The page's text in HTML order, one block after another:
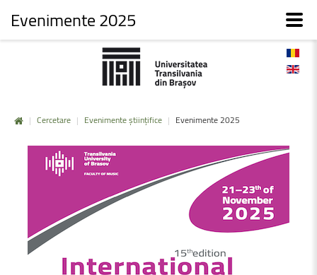
| Cercetare | Evenimente științifice | Evenimente 2025
Evenimente 2025